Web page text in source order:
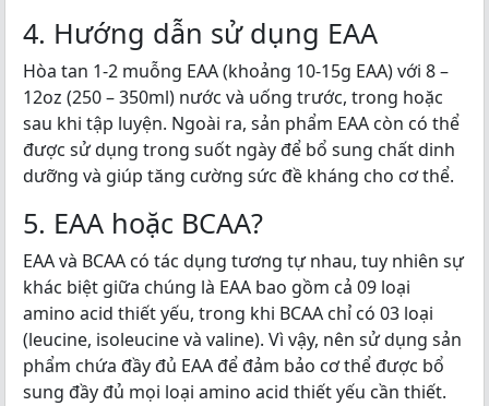
4. Hướng dẫn sử dụng EAA
Hòa tan 1-2 muỗng EAA (khoảng 10-15g EAA) với 8 –
12oz (250 – 350ml) nước và uống trước, trong hoặc
sau khi tập luyện. Ngoài ra, sản phẩm EAA còn có thể
được sử dụng trong suốt ngày để bổ sung chất dinh
dưỡng và giúp tăng cường sức đề kháng cho cơ thể.
5. EAA hoặc BCAA?
EAA và BCAA có tác dụng tương tự nhau, tuy nhiên sự
khác biệt giữa chúng là EAA bao gồm cả 09 loại
amino acid thiết yếu, trong khi BCAA chỉ có 03 loại
(leucine, isoleucine và valine). Vì vậy, nên sử dụng sản
phẩm chứa đầy đủ EAA để đảm bảo cơ thể được bổ
sung đầy đủ mọi loại amino acid thiết yếu cần thiết.